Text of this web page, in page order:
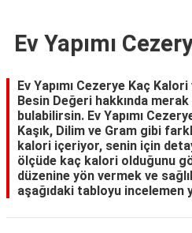
Ev Yapımı
Ev Yapımı Cezerye Kaç Kalori
Besin Değeri hakkında
bulabilirsin. Ev Yapımı
Kaşık, Dilim ve Gram gibi
kalori içeriyor, senin için
ölçüde kaç kalori olduğunu
düzenine yön vermek ve
aşağıdaki tabloyu incelemen